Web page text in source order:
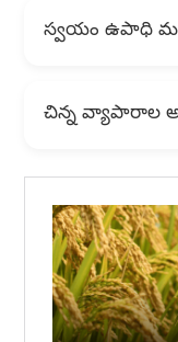
స్వయం ఉపాధి
చిన్న వ్యాపారాల